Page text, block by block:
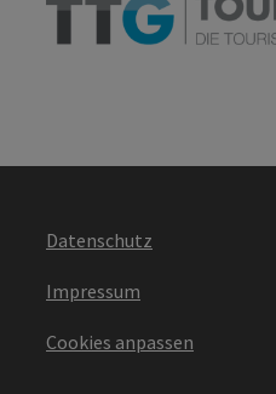
Datenschutz
Impressum
Cookies anpassen